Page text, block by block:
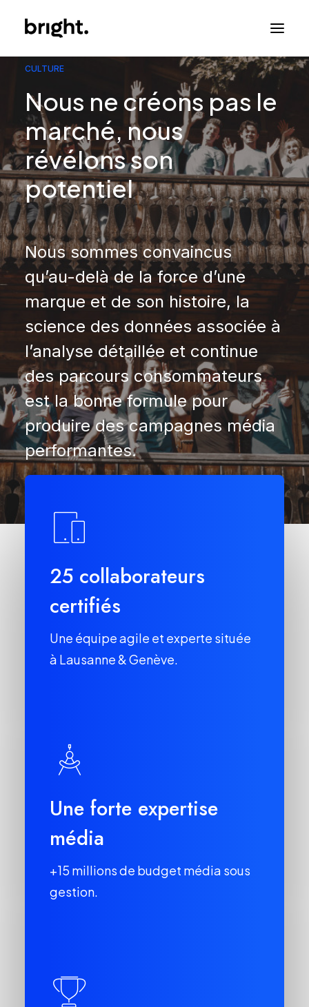
CULTURE
Nous ne créons pas le
marché, nous
révélons son
potentiel
Nous sommes convaincus
qu’au-delà de la force d’une
marque et de son histoire, la
science des données associée à
l’analyse détaillée et continue
des parcours consommateurs
est la bonne formule pour
produire des campagnes média
performantes.
25 collaborateurs
certifiés
Une équipe agile et experte située
à Lausanne & Genève.
Une forte expertise
média
+15 millions de budget média sous
gestion.